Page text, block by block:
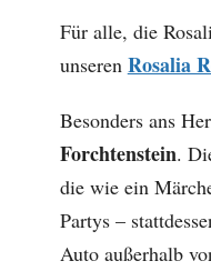
Für alle, die
unseren Rosalia
Besonders ans
Forchtenstein.
die wie ein
Partys –
Auto außerhalb